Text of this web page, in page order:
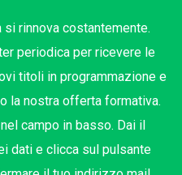
rinnova costantemente.
periodica per ricevere le
titoli in programmazione e
la nostra offerta formativa.
campo in basso. Dai il
dati e clicca sul pulsante